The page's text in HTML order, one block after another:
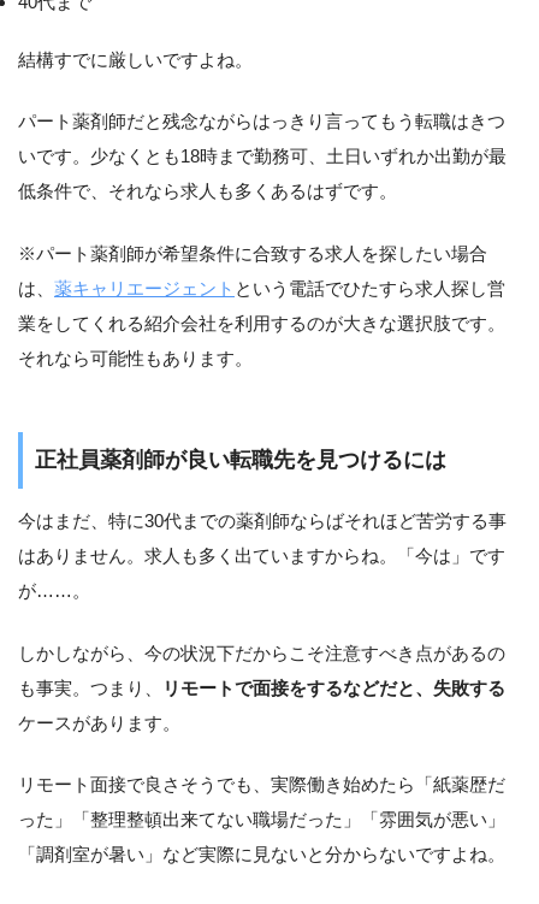
結構すでに厳しいですよね。
パート薬剤師だと残念ながらはっきり言ってもう転職はきつ
いです。少なくとも18時まで勤務可、土日いずれか出勤が最
低条件で、それなら求人も多くあるはずです。
※パート薬剤師が希望条件に合致する求人を探したい場合
は、 薬キャリエージェント という電話でひたすら求人探し営
業をしてくれる紹介会社を利用するのが大きな選択肢です。
それなら可能性もあります。
正社員薬剤師が良い転職先を見つけるには
今はまだ、特に30代までの薬剤師ならばそれほど苦労する事
はありません。求人も多く出ていますからね。「今は」です
が……。
しかしながら、今の状況下だからこそ注意すべき点があるの
も事実。つまり、
リモートで面接をするなどだと、失敗する
ケースがあります。
リモート面接で良さそうでも、実際働き始めたら「紙薬歴だ
った」「整理整頓出来てない職場だった」「雰囲気が悪い」
「調剤室が暑い」など実際に見ないと分からないですよね。